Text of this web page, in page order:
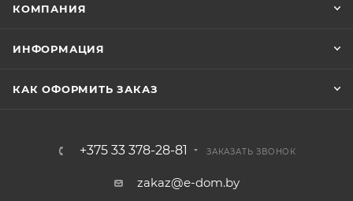
КОМПАНИЯ
ИНФОРМАЦИЯ
КАК ОФОРМИТЬ ЗАКАЗ
+375 33 378-28-81 ЗАКАЗАТЬ ЗВОНОК
zakaz@e-dom.by